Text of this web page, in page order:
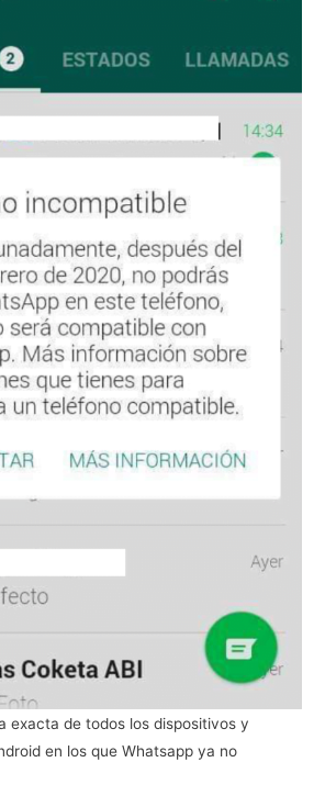
exacta de todos los dispositivos y
en los que Whatsapp ya no